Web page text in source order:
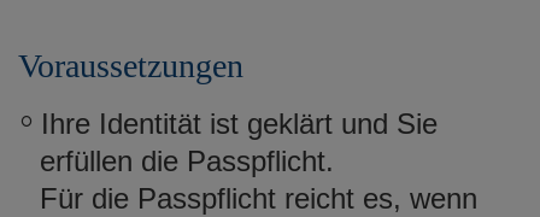
Voraussetzungen
Ihre Identität ist geklärt und Sie
erfüllen die Passpflicht.
Für die Passpflicht reicht es, wenn